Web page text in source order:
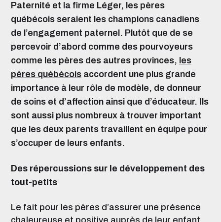
Paternité et la firme Léger, les pères
québécois seraient les champions canadiens
de l’engagement paternel. Plutôt que de se
percevoir d’abord comme des pourvoyeurs
comme les pères des autres provinces, les
pères québécois accordent une plus grande
importance à leur rôle de modèle, de donneur
de soins et d’affection ainsi que d’éducateur. Ils
sont aussi plus nombreux à trouver important
que les deux parents travaillent en équipe pour
s’occuper de leurs enfants.
Des répercussions sur le développement des
tout-petits
Le fait pour les pères d’assurer une présence
chaleureuse et positive auprès de leur enfant,